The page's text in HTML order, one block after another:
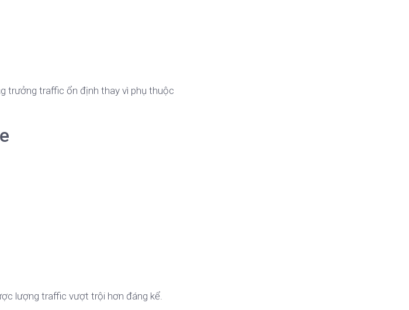
trưởng traffic ổn định thay vì phụ thuộc
lượng traffic vượt trội hơn đáng kể.